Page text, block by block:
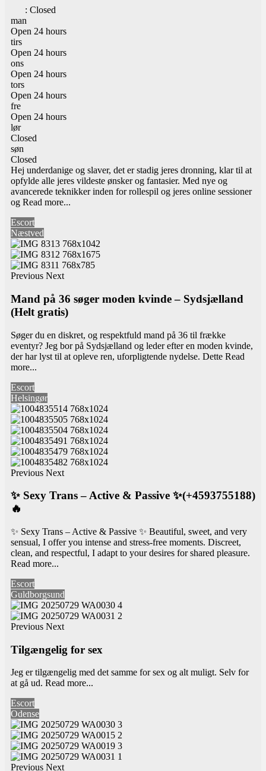
: Closed
man
Open 24 hours
tirs
Open 24 hours
ons
Open 24 hours
tors
Open 24 hours
fre
Open 24 hours
lør
Closed
søn
Closed
Hej underdanige og slaver, det er stadig jeres dronning, klar til at
opfylde alle jeres vildeste ønsker og fantasier. Med nye og
avancerede teknikker inden for rollespil og jeres online sessioner
og Read more...
Escort
Næstved
Previous Next
Mand på 36 søger moden kvinde – Sydsjælland
(Helt gratis)
Søger du en diskret, og respektfuld mand på 36 til frække
eventyr? Jeg bor på Sydsjælland og leder efter en moden kvinde,
der har lyst til at opleve ren, uforpligtende nydelse. Dette Read
more...
Escort
Helsingør
Previous Next
✨ Sexy Trans – Active & Passive ✨(+4593755188)
🔥
✨ Sexy Trans – Active & Passive ✨ Beautiful, sweet, and very
sensual, I offer you intense and stress-free moments. Discreet,
clean, and respectful, I adapt to your desires for shared pleasure.
Read more...
Escort
Guldborgsund
Previous Next
Tilgængelig for sex
Jeg er tilgængelig med det samme for sex og alt muligt. Selv for
at gå ud. Read more...
Escort
Odense
Previous Next